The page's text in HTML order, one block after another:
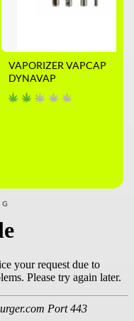
VAPORIZER VAPCAP
DYNAVAP